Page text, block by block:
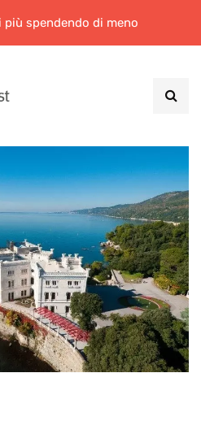
più spendendo di meno